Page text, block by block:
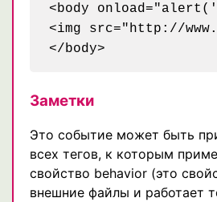
<body
<img src="http://
</body>
Заметки
Это событие может быть
всех тегов, к которым
свойство behavior (это
внешние файлы и работает